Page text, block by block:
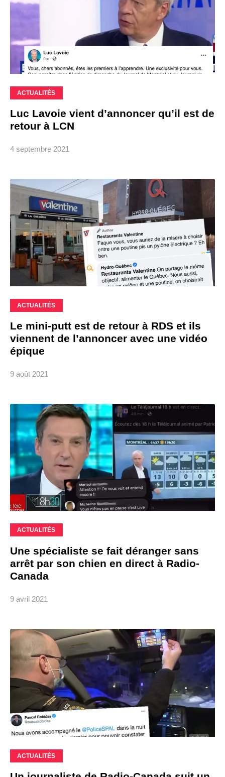
ACTUALITÉS
Luc Lavoie vient d’annoncer qu’il est de
retour à LCN
4 septembre 2021
ACTUALITÉS
Le mini-putt est de retour à RDS et ils
viennent de l’annoncer avec une vidéo
épique
9 août 2021
ACTUALITÉS
Une spécialiste se fait déranger sans
arrêt par son chien en direct à Radio-
Canada
9 avril 2021
ACTUALITÉS